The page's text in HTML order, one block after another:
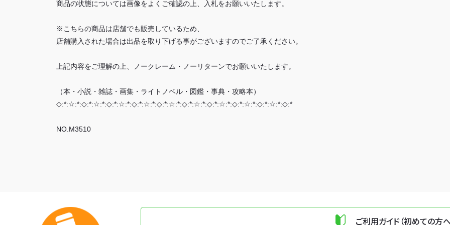
商品の状態については画像をよくご確認の上、入札をお願いいたします。
※こちらの商品は店舗でも販売しているため、
店舗購入された場合は出品を取り下げる事がございますのでご了承ください。
上記内容をご理解の上、ノークレーム・ノーリターンでお願いいたします。
（本・小説・雑誌・画集・ライトノベル・図鑑・事典・攻略本）
◇:*:☆:*:◇:*:☆:*:◇:*:☆:*:◇:*:☆:*:◇:*:☆:*:◇:*:☆:*:◇:*:☆:*:◇:*:☆:*:◇:*:☆:*:◇:*
NO.M3510
ご利用ガイド（初めての方